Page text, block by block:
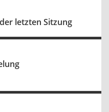
letzten Sitzung